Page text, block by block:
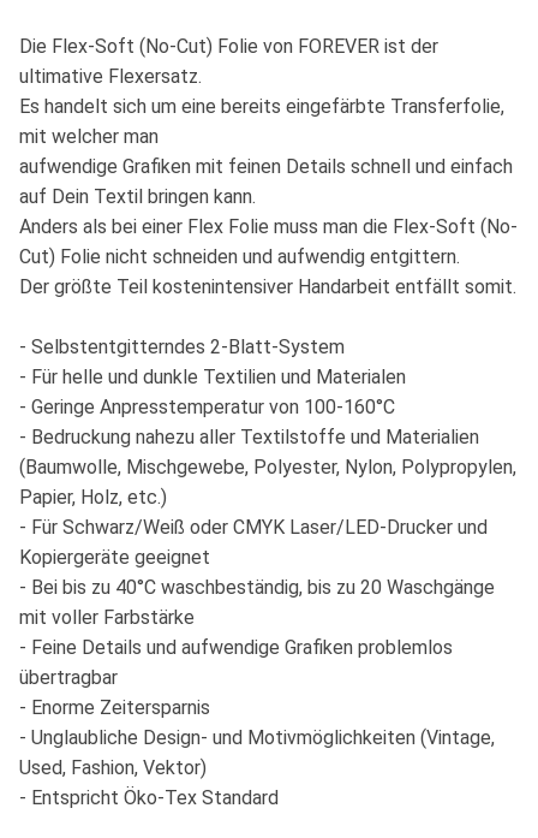
Die Flex-Soft (No-Cut) Folie von FOREVER ist der
ultimative Flexersatz.
Es handelt sich um eine bereits eingefärbte Transferfolie,
mit welcher man
aufwendige Grafiken mit feinen Details schnell und einfach
auf Dein Textil bringen kann.
Anders als bei einer Flex Folie muss man die Flex-Soft (No-
Cut) Folie nicht schneiden und aufwendig entgittern.
Der größte Teil kostenintensiver Handarbeit entfällt somit.
- Selbstentgitterndes 2-Blatt-System
- Für helle und dunkle Textilien und Materialen
- Geringe Anpresstemperatur von 100-160°C
- Bedruckung nahezu aller Textilstoffe und Materialien
(Baumwolle, Mischgewebe, Polyester, Nylon, Polypropylen,
Papier, Holz, etc.)
- Für Schwarz/Weiß oder CMYK Laser/LED-Drucker und
Kopiergeräte geeignet
- Bei bis zu 40°C waschbeständig, bis zu 20 Waschgänge
mit voller Farbstärke
- Feine Details und aufwendige Grafiken problemlos
übertragbar
- Enorme Zeitersparnis
- Unglaubliche Design- und Motivmöglichkeiten (Vintage,
Used, Fashion, Vektor)
- Entspricht Öko-Tex Standard